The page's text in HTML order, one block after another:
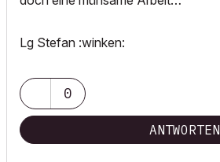
Lg Stefan :winken:
0
ANTWORTEN